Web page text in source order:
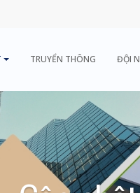
TRUYỂN THÔNG ĐỘI